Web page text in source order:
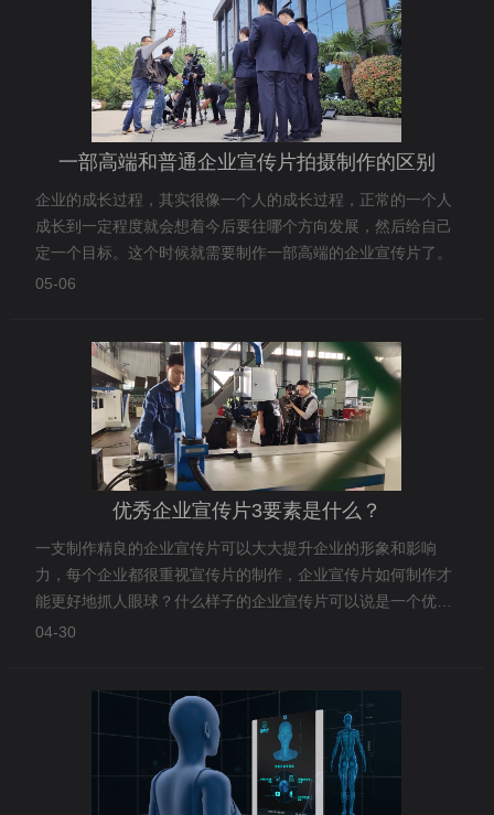
一部高端和普通企业宣传片拍摄制作的区别
企业的成长过程，其实很像一个人的成长过程，正常的一个人
成长到一定程度就会想着今后要往哪个方向发展，然后给自己
定一个目标。这个时候就需要制作一部高端的企业宣传片了。
05-06
优秀企业宣传片3要素是什么？
一支制作精良的企业宣传片可以大大提升企业的形象和影响
力，每个企业都很重视宣传片的制作，企业宣传片如何制作才
能更好地抓人眼球？什么样子的企业宣传片可以说是一个优秀
的企业宣传片？
04-30